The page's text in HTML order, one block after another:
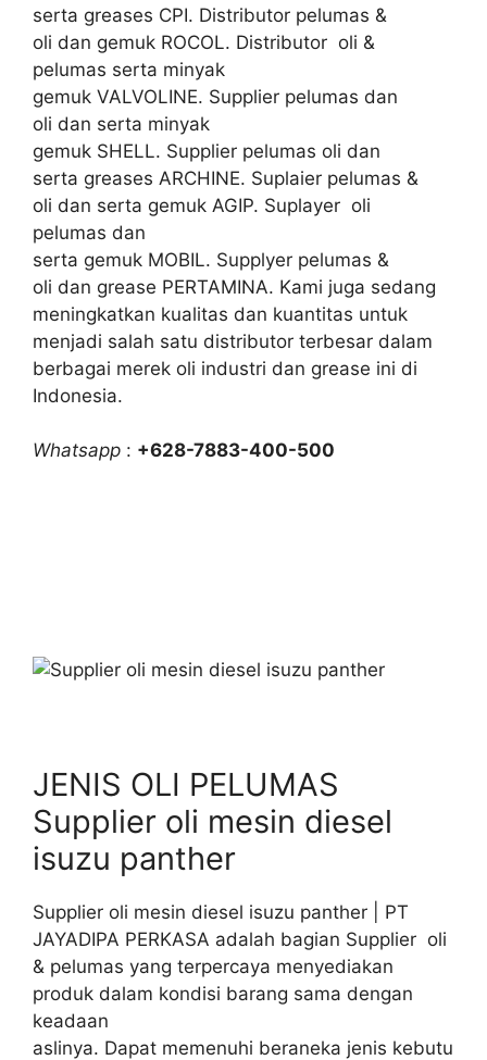
serta greases CPI. Distributor pelumas &
oli dan gemuk ROCOL. Distributor oli &
pelumas serta minyak
gemuk VALVOLINE. Supplier pelumas dan
oli dan serta minyak
gemuk SHELL. Supplier pelumas oli dan
serta greases ARCHINE. Suplaier pelumas &
oli dan serta gemuk AGIP. Suplayer oli
pelumas dan
serta gemuk MOBIL. Supplyer pelumas &
oli dan grease PERTAMINA. Kami juga sedang
meningkatkan kualitas dan kuantitas untuk
menjadi salah satu distributor terbesar dalam
berbagai merek oli industri dan grease ini di
Indonesia.
Whatsapp : +628-7883-400-500
JENIS OLI PELUMAS
Supplier oli mesin diesel
isuzu panther
Supplier oli mesin diesel isuzu panther | PT
JAYADIPA PERKASA adalah bagian Supplier oli
& pelumas yang terpercaya menyediakan
produk dalam kondisi barang sama dengan
keadaan
aslinya. Dapat memenuhi beraneka jenis kebutu